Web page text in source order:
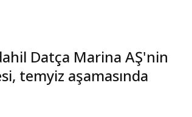
Datça Marina AŞ'nin
temyiz aşamasında